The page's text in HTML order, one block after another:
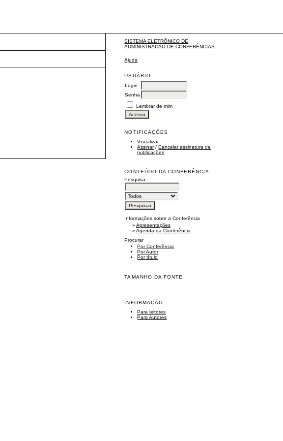
SISTEMA ELETRÔNICO DE
ADMINISTRAÇÃO DE CONFERÊNCIAS
Ajuda
USUÁRIO
Login
Senha
Lembrar de mim
NOTIFICAÇÕES
Visualizar
Assinar/Cancelar assinatura de
notificações
CONTEÚDO DA CONFERÊNCIA
Pesquisa
Informações sobre a Conferência
»Apresentações
»Agenda da Conferência
Procurar
Por Conferência
Por Autor
Por título
TAMANHO DA FONTE
INFORMAÇÃO
Para leitores
Para Autores